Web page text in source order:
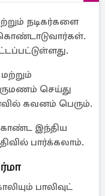
நடிகர்களை
கொண்டாடுவார்கள்.
செய்து
கவனம் பெரும்.
இந்திய
பார்க்கலாம்.
பாலிவுட்